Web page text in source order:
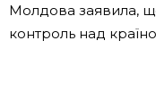
Молдова заявила,
контроль над